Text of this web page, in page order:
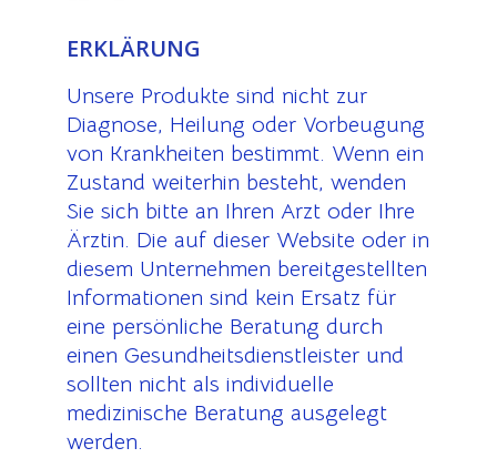
ERKLÄRUNG
Unsere Produkte sind nicht zur
Diagnose, Heilung oder Vorbeugung
von Krankheiten bestimmt. Wenn ein
Zustand weiterhin besteht, wenden
Sie sich bitte an Ihren Arzt oder Ihre
Ärztin. Die auf dieser Website oder in
diesem Unternehmen bereitgestellten
Informationen sind kein Ersatz für
eine persönliche Beratung durch
einen Gesundheitsdienstleister und
sollten nicht als individuelle
medizinische Beratung ausgelegt
werden.